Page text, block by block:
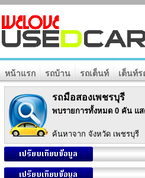
หน้าแรก รถบ้าน รถเต็นท์ เต็นท์ร
รถมือสองเพชรบุรี
พบรายการทั้งหมด 0 คัน แ
ค้นหาจาก จังหวัด เพชรบุรี